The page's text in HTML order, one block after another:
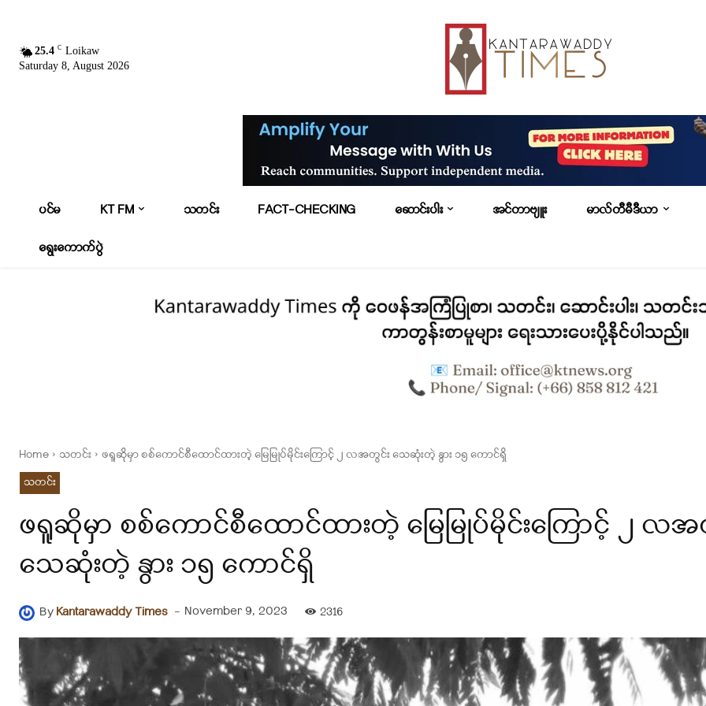
25.4 C Loikaw
Saturday 8, August 2026
ပင်မ KT FM သတင်း FACT-CHECKING ဆောင်းပါး အင်တာဗျူး မာလ်တီမီဒီယာ
ရွေးကောက်ပွဲ
Home သတင်း
ဖရူဆိုမှာ စစ်ကောင်စီထောင်ထားတဲ့ မြေမြုပ်မိုင်းကြောင့် ၂ လအတွင်း သေဆုံးတဲ့ နွား ၁၅ ကောင်ရှိ
သတင်း
ဖရူဆိုမှာ စစ်ကောင်စီထောင်ထားတဲ့ မြေမြုပ်မိုင်းကြောင့် ၂ လ
သေဆုံးတဲ့ နွား ၁၅ ကောင်ရှိ
ByKantarawaddy Times - November 9, 2023 2316